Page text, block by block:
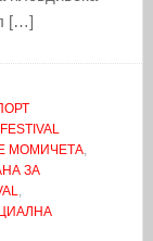
[…]
МОМИЧЕТА,
ЗА
,